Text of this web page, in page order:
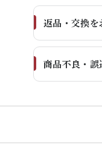
返品・交換
商品不良・誤